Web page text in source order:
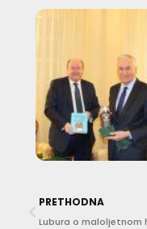
PRETHODNA